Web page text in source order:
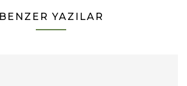
BENZER YAZILAR